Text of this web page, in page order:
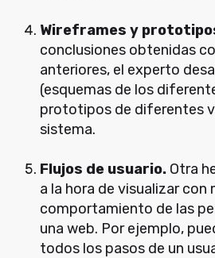
Wireframes y
conclusiones obtenidas
anteriores, el experto
(esquemas de los
prototipos de diferentes
sistema.
Flujos de usuario.Otra
a la hora de visualizar
comportamiento de las
una web. Por ejemplo,
todos los pasos de un